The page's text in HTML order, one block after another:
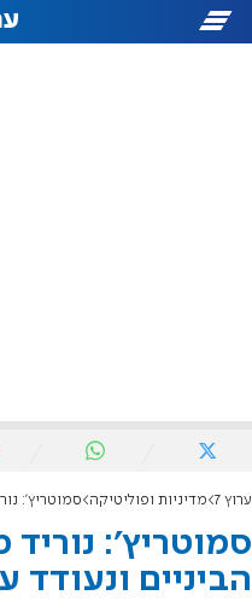
ערוץ 7 מדיניות ופוליטיקה סמוטריץ':
סמוטריץ':
הביניים ונעודד